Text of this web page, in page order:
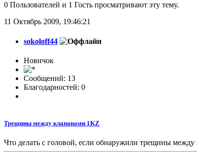
0 Пользователей и 1 Гость просматривают эту тему.
11 Октябрь 2009, 19:46:21
sokoloff44
Новичок
Сообщений: 13
Благодарностей: 0
Трещины между клапанами 1KZ
Что делать с головой, если обнаружили трещины